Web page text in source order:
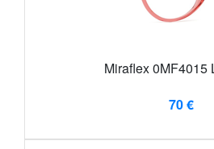
Miraflex 0MF4015
70 €